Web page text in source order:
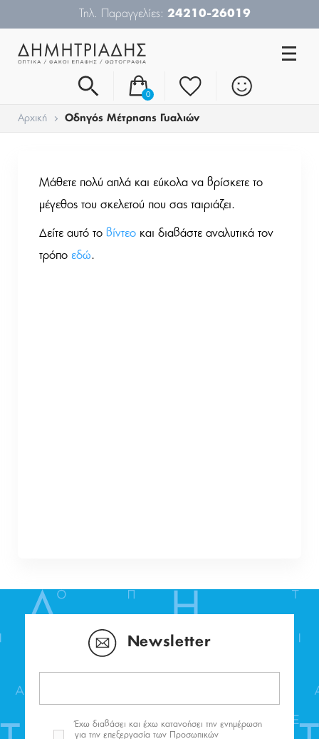
Τηλ. Παραγγελίες:24210-26019
0
Αρχική Οδηγός Μέτρησης Γυαλιών
Μάθετε πολύ απλά και εύκολα να βρίσκετε το
μέγεθος του σκελετού που σας ταιριάζει.
Δείτε αυτό το βίντεο και διαβάστε αναλυτικά τον
τρόπο εδώ.
Newsletter
Έχω διαβάσει και έχω κατανοήσει την ενημέρωση
για την επεξεργασία των Προσωπικών